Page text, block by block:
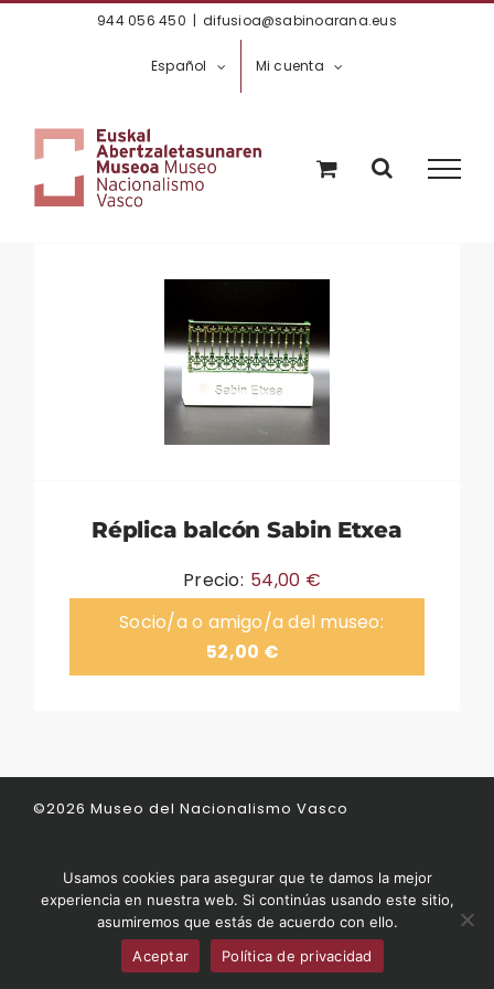
944 056 450 | difusioa@sabinoarana.eus
Español Mi cuenta
Réplica balcón Sabin Etxea
Precio: 54,00 €
Socio/a o amigo/a del museo:
52,00 €
©2026 Museo del Nacionalismo Vasco
de venta | Contacto | Aviso legal
Usamos cookies para asegurar que te damos la mejor
experiencia en nuestra web. Si continúas usando este sitio,
asumiremos que estás de acuerdo con ello.
Aceptar
Política de privacidad